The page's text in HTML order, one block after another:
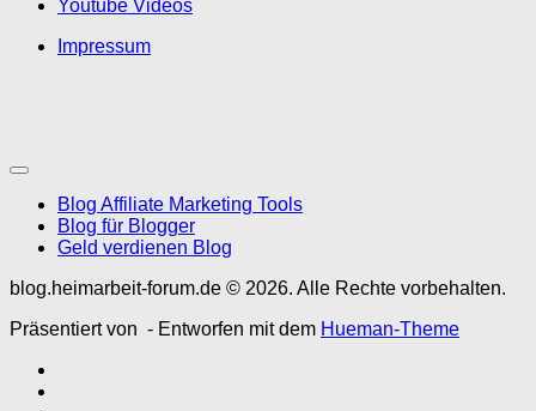
Youtube Videos
Impressum
Blog Affiliate Marketing Tools
Blog für Blogger
Geld verdienen Blog
blog.heimarbeit-forum.de © 2026. Alle Rechte vorbehalten.
Präsentiert von - Entworfen mit dem Hueman-Theme